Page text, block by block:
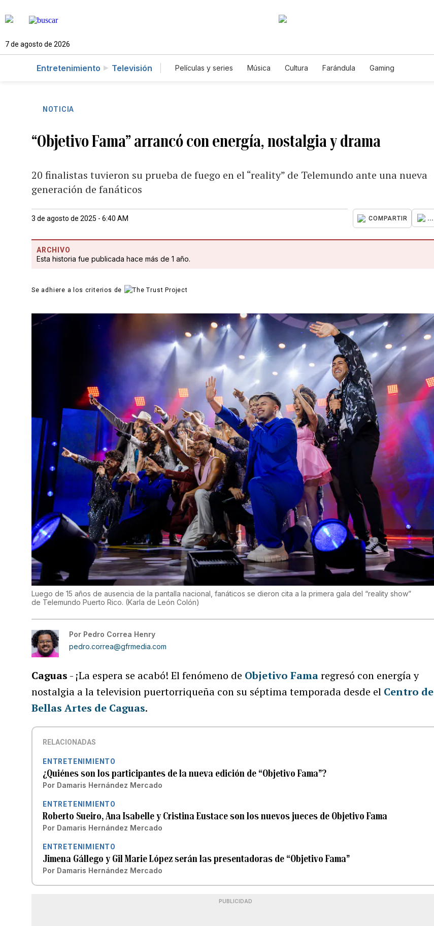
7 de agosto de 2026
Entretenimiento Televisión Películas y series Música Cultura Farándula Gaming
NOTICIA
“Objetivo Fama” arrancó con energía, nostalgia y drama
20 finalistas tuvieron su prueba de fuego en el “reality” de Telemundo ante una nueva
generación de fanáticos
3 de agosto de 2025 - 6:40 AM COMPARTIR ...
ARCHIVO
Esta historia fue publicada hace más de 1 año.
Se adhiere a los criterios de
Luego de 15 años de ausencia de la pantalla nacional, fanáticos se dieron cita a la primera gala del “reality show”
de Telemundo Puerto Rico. (Karla de León Colón)
Por Pedro Correa Henry
pedro.correa@gfrmedia.com
Caguas - ¡La espera se acabó! El fenómeno de Objetivo Famaregresó con energía y
nostalgia a la television puertorriqueña con su séptima temporada desde el Centro de
Bellas Artes de Caguas.
RELACIONADAS
ENTRETENIMIENTO
¿Quiénes son los participantes de la nueva edición de “Objetivo Fama”?
Por Damaris Hernández Mercado
ENTRETENIMIENTO
Roberto Sueiro, Ana Isabelle y Cristina Eustace son los nuevos jueces de Objetivo Fama
Por Damaris Hernández Mercado
ENTRETENIMIENTO
Jimena Gállego y Gil Marie López serán las presentadoras de “Objetivo Fama”
Por Damaris Hernández Mercado
PUBLICIDAD